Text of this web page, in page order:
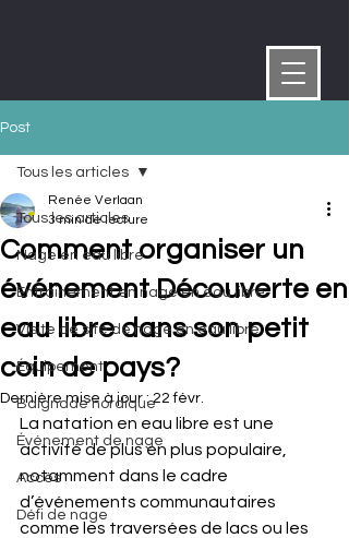
Post
Tous les articles
Nage en eau libre
Entrainement en nage en eau libre
Visite de site de nage en eau libre
Équipement
Baignade nordique
Événement de nage
Accès
Défi de nage
Tous les articles
Comment organiser un
événement Découverte en
eau libre dans son petit
coin de pays?
Renée Verlaan
3 min de lecture
Dernière mise à jour :22 févr.
La natation en eau libre est une
activité de plus en plus populaire,
notamment dans le cadre
d’événements communautaires
comme les traversées de lacs ou les